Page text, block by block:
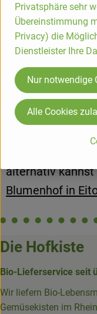
...und so
Ergänze deine
Milchprodukten,
weiteren Bio-
alternativ
Blumenhof in
Die Hofkiste
Bio-Lieferservice seit
Wir liefern Bio-
Gemüsekisten im
Privatsphäre sehr
Übereinstimmung
Privacy) die
Dienstleister Ihre
Nur notwendige
Alle Cookies